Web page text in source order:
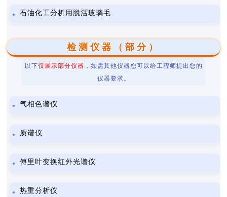
石油化工分析用脱活玻璃毛
检测仪器（部分）
以下仅展示部分仪器 ，如需其他仪器您可以给工程师提出您的
仪器要求。
气相色谱仪
质谱仪
傅里叶变换红外光谱仪
热重分析仪